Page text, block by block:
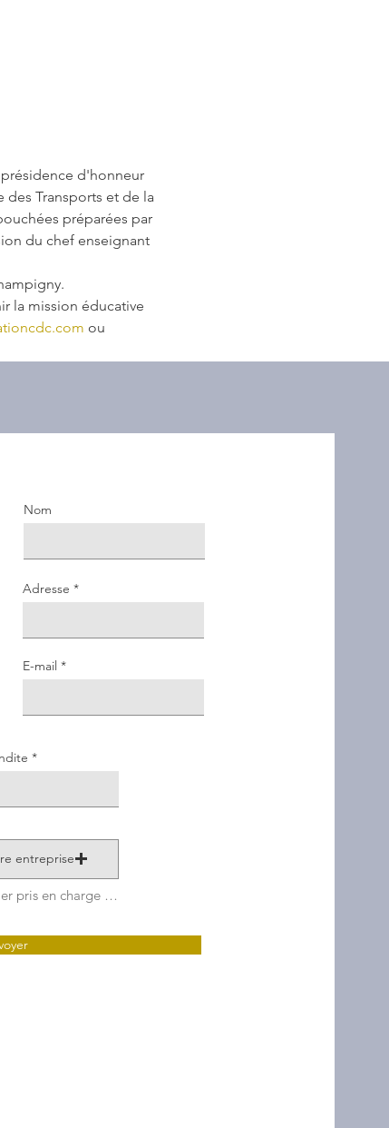
d'honneur
Transports et de la
préparées par
du chef enseignant
la mission éducative
ou
Nom
Adresse
E-mail
entreprise
Importez un fichier pris en charge (max. 15 Mo)